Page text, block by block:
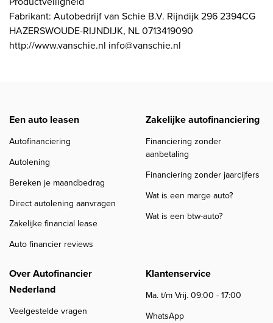
Fabrikant: Autobedrijf van Schie B.V. Rijndijk 296 2394CG
HAZERSWOUDE-RIJNDIJK, NL 0713419090
http://www.vanschie.nl info@vanschie.nl
Een auto leasen
Autofinanciering
Autolening
Bereken je maandbedrag
Direct autolening aanvragen
Zakelijke financial lease
Auto financier reviews
Zakelijke autofinanciering
Financiering zonder
aanbetaling
Financiering zonder jaarcijfers
Wat is een marge auto?
Wat is een btw-auto?
Over Autofinancier
Nederland
Veelgestelde vragen
Klantenservice
Ma. t/m Vrij. 09:00 - 17:00
WhatsApp